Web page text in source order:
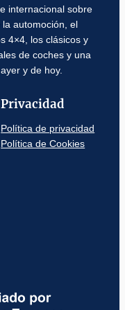
internacional sobre
automoción, el
4×4, los clásicos y
de coches y una
y de hoy.
Privacidad
Política de privacidad
Política de Cookies